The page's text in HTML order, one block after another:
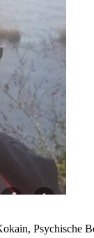
Psychische